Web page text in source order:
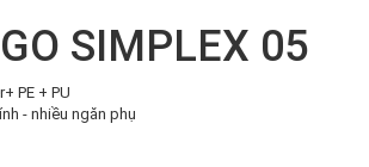
SIMPLEX 05
PE + PU
- nhiều ngăn phụ